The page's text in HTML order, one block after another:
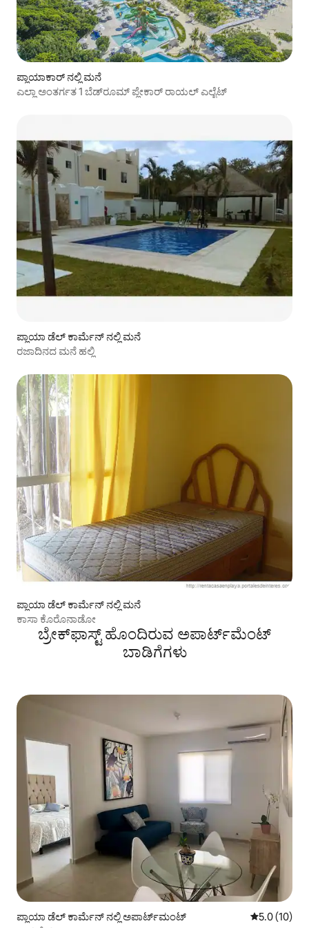
ಪ್ಲಾಯಾಕಾರ್ ನಲ್ಲಿ ಮನೆ
ಎಲ್ಲಾ ಅಂತರ್ಗತ 1 ಬೆಡ್‌ರೂಮ್ ಪ್ಲೇಕಾರ್ ರಾಯಲ್ ಎಲೈಟ್
ಪ್ಲಾಯಾ ಡೆಲ್ ಕಾರ್ಮೆನ್ ನಲ್ಲಿ ಮನೆ
ರಜಾದಿನದ ಮನೆ ಹಲ್ಲಿ
ಪ್ಲಾಯಾ ಡೆಲ್ ಕಾರ್ಮೆನ್ ನಲ್ಲಿ ಮನೆ
ಕಾಸಾ ಕೊರೊನಾಡೋ
ಬ್ರೇಕ್‍ಫಾಸ್ಟ್ ಹೊಂದಿರುವ ಅಪಾರ್ಟ್‌ಮೆಂಟ್
ಬಾಡಿಗೆಗಳು
ಪ್ಲಾಯಾ ಡೆಲ್ ಕಾರ್ಮೆನ್ ನಲ್ಲಿ ಅಪಾರ್ಟ್‌ಮಂಟ್ 5 ರಲ್ಲಿ 5.0
5.0 (10)